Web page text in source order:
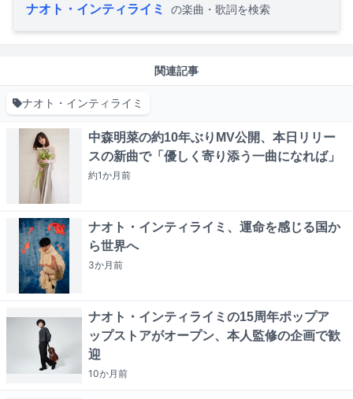
ナオト・インティライミ の楽曲・歌詞を検索
関連記事
ナオト・インティライミ
中森明菜の約10年ぶりMV公開、本日リリー
スの新曲で「優しく寄り添う一曲になれば」
約1か月前
ナオト・インティライミ、運命を感じる国か
ら世界へ
3か月前
ナオト・インティライミの15周年ポップア
ップストアがオープン、本人監修の企画で歓
迎
10か月前